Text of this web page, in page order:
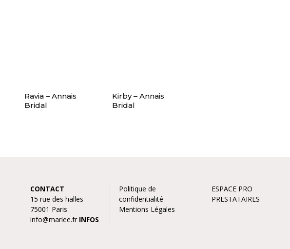
Ravia – Annais
Bridal
Kirby – Annais
Bridal
CONTACT
15 rue des halles
75001 Paris
info@mariee.fr INFOS
Politique de
confidentialité
Mentions Légales
ESPACE PRO
PRESTATAIRES